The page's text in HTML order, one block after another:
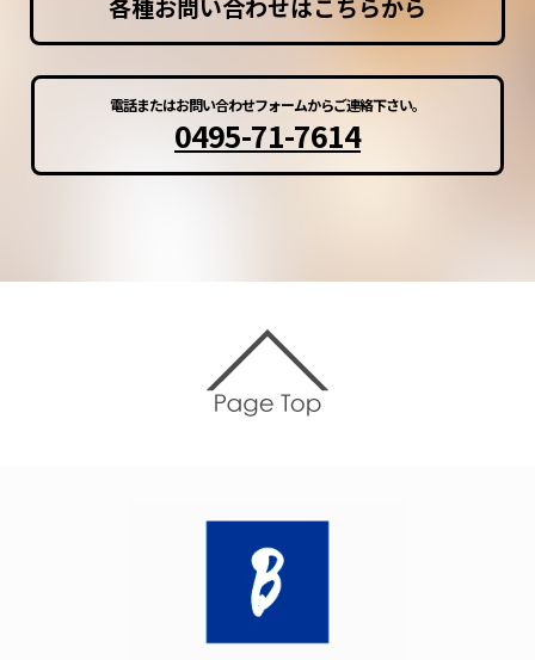
電話またはお問い合わせフォームからご連絡下さい。
0495-71-7614